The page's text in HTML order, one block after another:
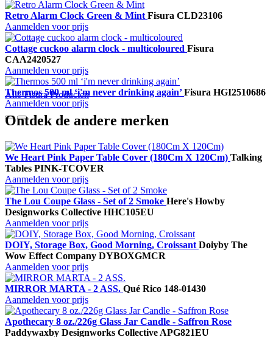
Retro Alarm Clock Green & MintFisura CLD23106
Aanmelden voor prijs
Cottage cuckoo alarm clock - multicoloured Fisura
CAA2420527
Aanmelden voor prijs
Thermos 500 ml ‘i'm never drinking again’Fisura HGI2510686
Aanmelden voor prijs
Alle Fisura Producten
Ontdek de andere merken
We Heart Pink Paper Table Cover (180Cm X 120Cm) Talking
Tables PINK-TCOVER
Aanmelden voor prijs
The Lou Coupe Glass - Set of 2 Smoke Here's Howby
Designworks Collective HHC105EU
Aanmelden voor prijs
DOIY, Storage Box, Good Morning, Croissant Doiyby The
Wow Effect Company DYBOXGMCR
Aanmelden voor prijs
MIRROR MARTA - 2 ASS. Qué Rico 148-01430
Aanmelden voor prijs
Apothecary 8 oz./226g Glass Jar Candle - Saffron Rose
Paddywaxby Designworks Collective APG821EU